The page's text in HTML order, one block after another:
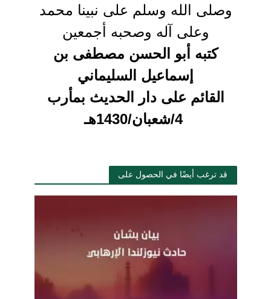
وصلى الله وسلم على نبينا محمد
وعلى آله وصحبه أجمعين
كتبه أبو الحسن مصطفى بن
إسماعيل السليماني
القائم على دار الحديث بمأرب
4/شعبان/1430هـ
قد ترغب أيضًا في الحصول على